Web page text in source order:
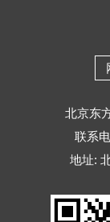
北京东
联系
地址: